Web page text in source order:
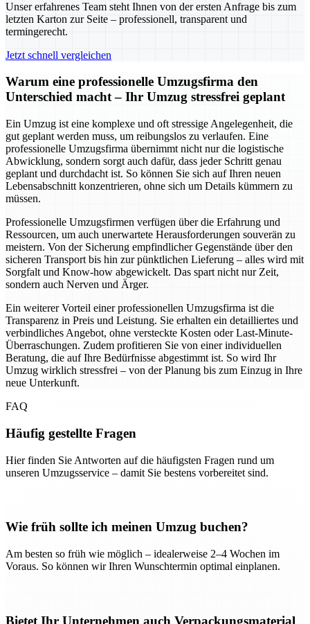
Unser erfahrenes Team steht Ihnen von der ersten Anfrage bis zum
letzten Karton zur Seite – professionell, transparent und
termingerecht.
Jetzt schnell vergleichen
Warum eine professionelle Umzugsfirma den
Unterschied macht – Ihr Umzug stressfrei geplant
Ein Umzug ist eine komplexe und oft stressige Angelegenheit, die
gut geplant werden muss, um reibungslos zu verlaufen. Eine
professionelle Umzugsfirma übernimmt nicht nur die logistische
Abwicklung, sondern sorgt auch dafür, dass jeder Schritt genau
geplant und durchdacht ist. So können Sie sich auf Ihren neuen
Lebensabschnitt konzentrieren, ohne sich um Details kümmern zu
müssen.
Professionelle Umzugsfirmen verfügen über die Erfahrung und
Ressourcen, um auch unerwartete Herausforderungen souverän zu
meistern. Von der Sicherung empfindlicher Gegenstände über den
sicheren Transport bis hin zur pünktlichen Lieferung – alles wird mit
Sorgfalt und Know-how abgewickelt. Das spart nicht nur Zeit,
sondern auch Nerven und Ärger.
Ein weiterer Vorteil einer professionellen Umzugsfirma ist die
Transparenz in Preis und Leistung. Sie erhalten ein detailliertes und
verbindliches Angebot, ohne versteckte Kosten oder Last-Minute-
Überraschungen. Zudem profitieren Sie von einer individuellen
Beratung, die auf Ihre Bedürfnisse abgestimmt ist. So wird Ihr
Umzug wirklich stressfrei – von der Planung bis zum Einzug in Ihre
neue Unterkunft.
FAQ
Häufig gestellte Fragen
Hier finden Sie Antworten auf die häufigsten Fragen rund um
unseren Umzugsservice – damit Sie bestens vorbereitet sind.
Wie früh sollte ich meinen Umzug buchen?
Am besten so früh wie möglich – idealerweise 2–4 Wochen im
Voraus. So können wir Ihren Wunschtermin optimal einplanen.
Bietet Ihr Unternehmen auch Verpackungsmaterial